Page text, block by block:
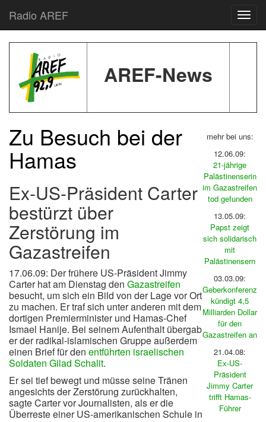
Radio AREF
AREF-News
Zu Besuch bei der
Hamas
Ex-US-Präsident Carter
bestürzt über
Zerstörung im
Gazastreifen
17.06.09: Der frühere US-Präsident Jimmy
Carter hat am Dienstag den Gazastreifen
besucht, um sich ein Bild von der Lage vor Ort
zu machen. Er traf sich unter anderen mit dem
dortigen Premierminister und Hamas-Chef
Ismael Hanije. Bei seinem Aufenthalt übergab
er der radikal-islamischen Gruppe außerdem
einen Brief für den entführten israelischen
Soldaten Gilad Schalit.
Er sei tief bewegt und müsse seine Tränen
angesichts der Zerstörung zurückhalten,
sagte Carter vor Journalisten, als er die
Überreste einer US-amerikanischen Schule in
mehr bei uns:
12.06.09:
21-jährige
Palästinenserin
im Gazastreifen
tod gefunden
13.05.09:
Papst zeigt
sich solidarisch
mit
Palästinensern
03.03.09:
Geberkonferenz
kündigt 4,5
Milliarden Dollar
für den
Gazastreifen an
21.04.08:
Ex-US-
Präsident
Jimmy Carter
trifft Hamas-
Führer